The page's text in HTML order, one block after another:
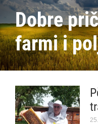
Dobre
farmi i